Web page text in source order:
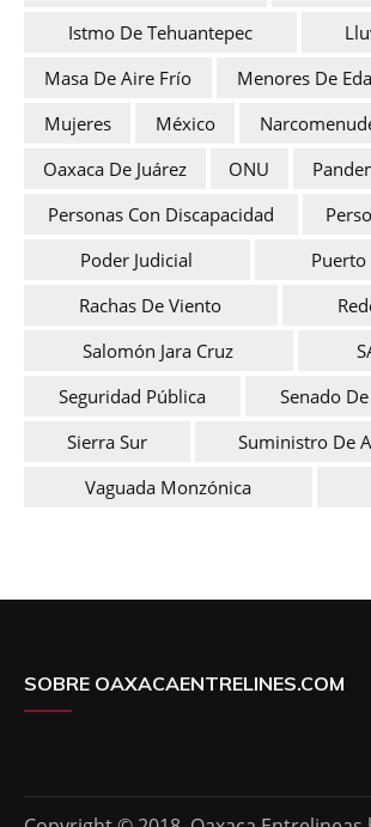
Istmo De Tehuantepec
Masa De Aire Frío
Menores De
Mujeres
México
Oaxaca De Juárez
ONU
Personas Con Discapacidad
Poder Judicial
Puerto
Rachas De Viento
Salomón Jara Cruz
Seguridad Pública
Senado
Sierra Sur
Suministro De
Vaguada Monzónica
SOBRE OAXACAENTRELINES.COM